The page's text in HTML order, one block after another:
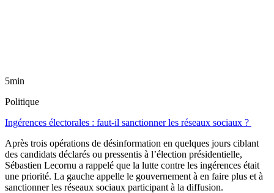
5min
Politique
Ingérences électorales : faut-il sanctionner les réseaux sociaux ?
Après trois opérations de désinformation en quelques jours ciblant
des candidats déclarés ou pressentis à l’élection présidentielle,
Sébastien Lecornu a rappelé que la lutte contre les ingérences était
une priorité. La gauche appelle le gouvernement à en faire plus et à
sanctionner les réseaux sociaux participant à la diffusion.